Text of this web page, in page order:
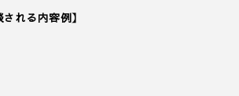
れる内容例】